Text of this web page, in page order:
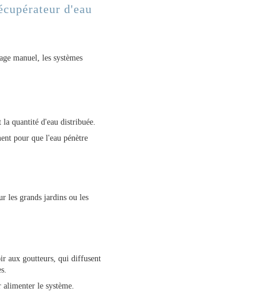
d'eau
manuel, les systèmes
quantité d'eau distribuée.
pour que l'eau pénètre
les grands jardins ou les
aux goutteurs, qui diffusent
le système.